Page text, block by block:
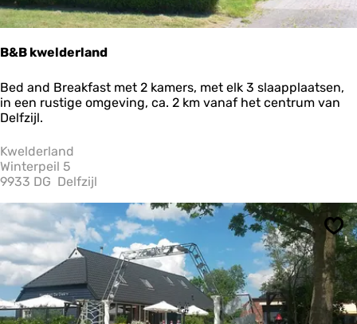
k
s
t
a
B&B kwelderland
B
&
B
w
e
l
e
l
a
n
d
Bed and Breakfast met 2 kamers, met elk 3 slaapplaatsen,
in een rustige omgeving, ca. 2 km vanaf het centrum van
Delfzijl.
Kwelderland
Winterpeil 5
9933 DG Delfzijl